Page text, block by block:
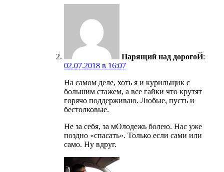
Парящий над дорогоЙ:
02.07.2018 в 16:07
На самом деле, хоть я и курильщик с
большим стажем, а все гайки что крутят
горячо поддерживаю. Любые, пусть и
бестолковые.
Не за себя, за мОлодежь болею. Нас уже
поздно «спасать». Только если сами или
само. Ну вдруг.